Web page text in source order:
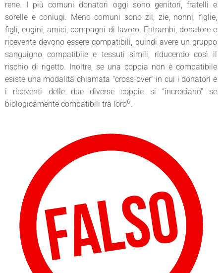
rene. I più comuni donatori oggi sono genitori, fratelli e
sorelle e coniugi. Meno comuni sono zii, zie, nonni, figlie,
figli, cugini, amici, compagni di lavoro. Entrambi, donatore e
ricevente devono essere compatibili, quindi avere un gruppo
sanguigno compatibile e tessuti simili, riducendo così il
rischio di rigetto. Inoltre, se una coppia non è compatibile
esiste una modalità chiamata “cross-over” in cui i donatori e
i riceventi delle due diverse coppie si “incrociano” se
biologicamente compatibili tra loro6.